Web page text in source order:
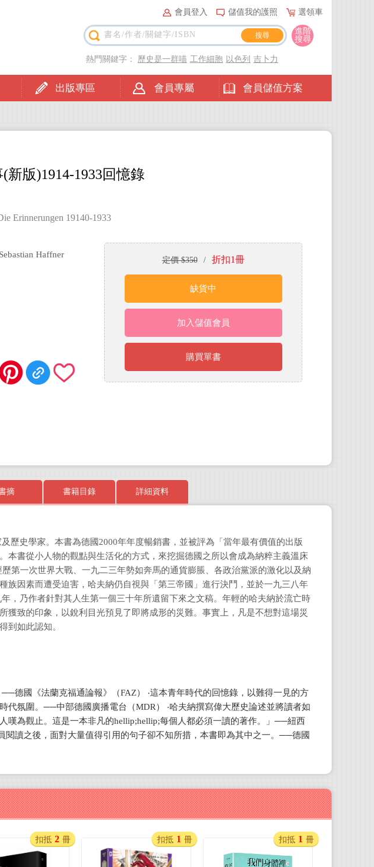
會員登入 儲值我的護照 選領車
出版專區 會員專屬 會員儲值方案
進階
搜尋
熱門關鍵字： 歷史是一群喵 工作細胞 以色列 吉卜力
新版)1914-1933回憶錄
Erinnerungen 19140-1933
Haffner
定價 $350 / 折扣1冊
缺貨中
加入儲值會員
購買單書
摘 書籍目錄 詳細資料
歷史學家。本書為德國2000年年度暢銷書，並被評為「當年最有價值的出版
本書從小人物的觀點與生活化的方式，來挖掘德國之所以會成為納粹主義溫床
一次世界大戰、一九二三年勢如奔馬的通貨膨脹、各政治黨派的激化以及納
族因素而遭受迫害，哈夫納仍自視與「第三帝國」進行決鬥，並於一九三八年
乃作者針對其人生第一個三十年所遺留下來之文稿。年輕的哈夫納於流亡時
獲致的印象，以銳利目光預見了即將成形的災難。事實上，凡是不想對這場災
到如此認知。
德國《法蘭克福通論報》（FAZ） ‧這本青年時代的回憶錄，以難得一見的方
代氛圍。──中部德國廣播電台（MDR） ‧哈夫納撰寫偉大歷史論述並將讀者如
嘆為觀止。這是一本非凡的hellip;hellip;每個人都必須一讀的著作。」──紐西
閱讀之後，面對大量值得引用的句子卻不知所措，本書即為其中之一。──德國
扣抵 2 冊 扣抵 1 冊 扣抵 1 冊